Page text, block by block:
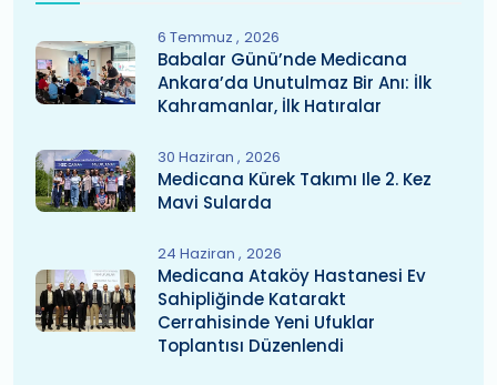
6 Temmuz 2026
Babalar Günü’nde Medicana
Ankara’da Unutulmaz Bir Anı: İlk
Kahramanlar, İlk Hatıralar
30 Haziran 2026
Medicana Kürek Takımı Ile 2. Kez
Mavi Sularda
24 Haziran 2026
Medicana Ataköy Hastanesi Ev
Sahipliğinde Katarakt
Cerrahisinde Yeni Ufuklar
Toplantısı Düzenlendi